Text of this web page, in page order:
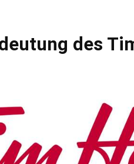
des